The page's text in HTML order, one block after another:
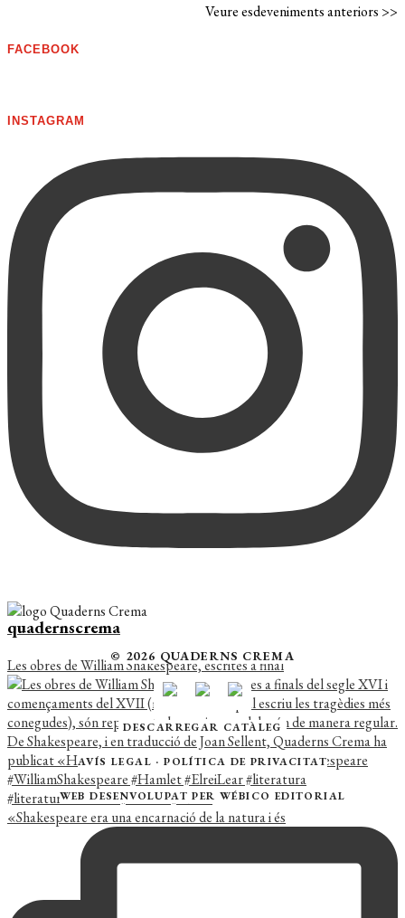
Veure esdeveniments anteriors >>
FACEBOOK
INSTAGRAM
quadernscrema
Les obres de William Shakespeare, escrites a final
«Shakespeare era una encarnació de la natura i és
© 2026 QUADERNS CREMA
DESCARREGAR CATÀLEG
AVÍS LEGAL ·POLÍTICA DE PRIVACITAT
WEB DESENVOLUPAT PER WÉBICO EDITORIAL